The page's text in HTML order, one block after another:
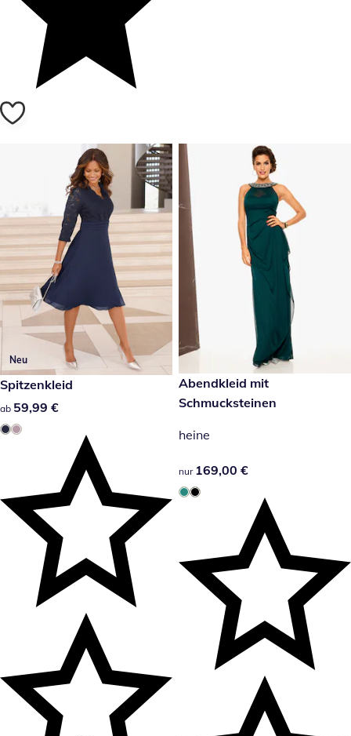
Neu
59,99 €
Spitzenkleid
59,99 €
ab 59,99 €
169,00 €
Abendkleid mit
Schmucksteinen
heine
169,00 €
nur 169,00 €